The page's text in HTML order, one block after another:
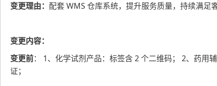
关于
变更理由： 配套 WMS 仓库系统，提升服务质量，持续满足
变更内容：
变更前： 1、化学试剂产品：标签含 2 个二维码； 2、药用
证；